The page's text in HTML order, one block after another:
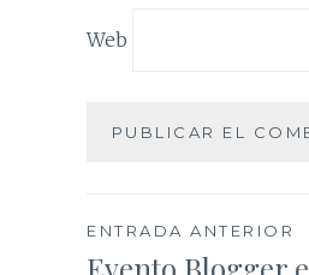
Web
Navegación
ENTRADA ANTERIOR